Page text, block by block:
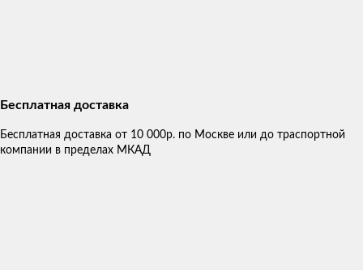
Бесплатная доставка
Бесплатная доставка от 10 000р. по Москве или до траспортной
компании в пределах МКАД